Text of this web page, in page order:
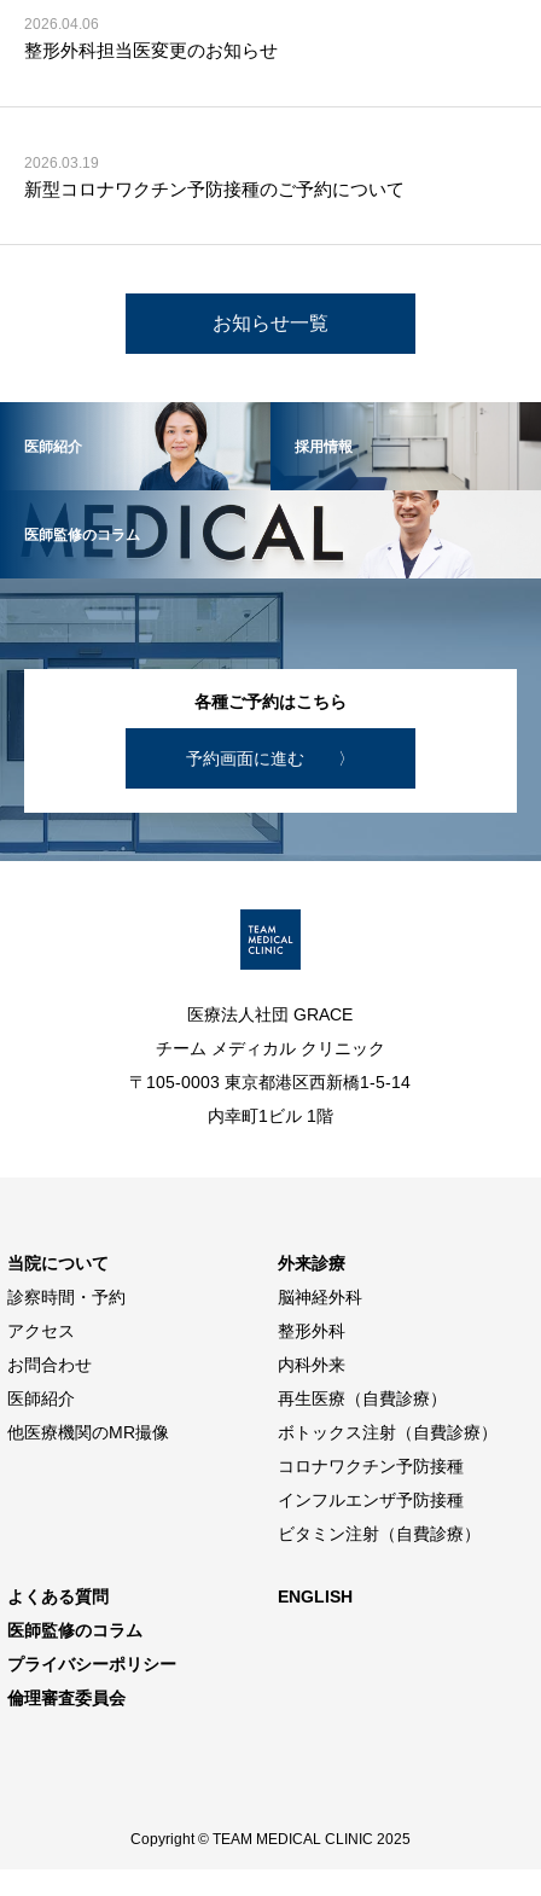
2026.04.06
整形外科担当医変更のお知らせ
2026.03.19
新型コロナワクチン予防接種のご予約について
お知らせ一覧
医師紹介 採用情報
医師監修のコラム
各種ご予約はこちら
予約画面に進む 〉
医療法人社団 GRACE
チーム メディカル クリニック
〒105-0003 東京都港区西新橋1-5-14
内幸町1ビル 1階
当院について
診察時間・予約
アクセス
お問合わせ
医師紹介
他医療機関のMR撮像
外来診療
脳神経外科
整形外科
内科外来
再生医療（自費診療）
ボトックス注射（自費診療）
コロナワクチン予防接種
インフルエンザ予防接種
ビタミン注射（自費診療）
よくある質問
医師監修のコラム
プライバシーポリシー
倫理審査委員会
ENGLISH
Copyright © TEAM MEDICAL CLINIC 2025